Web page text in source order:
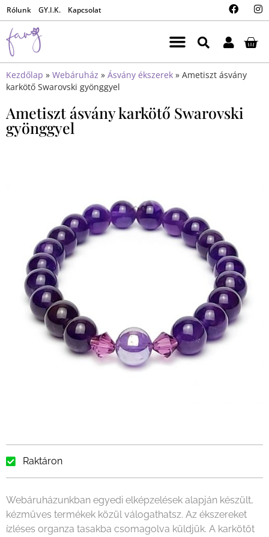
Rólunk GY.I.K. Kapcsolat
Kezdőlap » Webáruház » Ásvány ékszerek » Ametiszt ásvány
karkötő Swarovski gyönggyel
Ametiszt ásvány karkötő Swarovski
gyönggyel
Raktáron
Webáruházunkban egyedi elképzelések alapján készült,
kézműves termékek közül válogathatsz. Az ékszereket
ízléses organza tasakba csomagolva küldjük. A karkötőt